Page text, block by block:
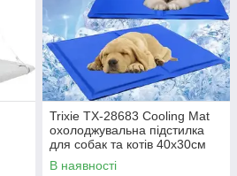
Trixie TX-28683 Cooling Mat
охолоджувальна підстилка
для собак та котів 40х30см
В наявності